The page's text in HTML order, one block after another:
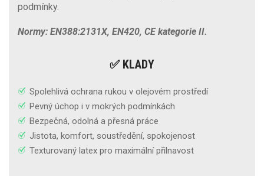
podmínky.
Normy: EN388:2131X, EN420, CE kategorie II.
✅ KLADY
Spolehlivá ochrana rukou v olejovém prostředí
Pevný úchop i v mokrých podmínkách
Bezpečná, odolná a přesná práce
Jistota, komfort, soustředění, spokojenost
Texturovaný latex pro maximální přilnavost